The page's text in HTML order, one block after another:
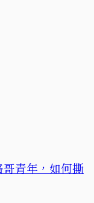
青年，如何撕